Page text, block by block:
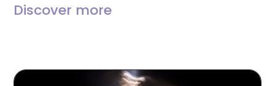
Discover more